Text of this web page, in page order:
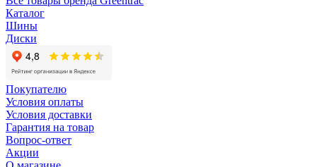
Каталог
Шины
Диски
Покупателю
Условия оплаты
Условия доставки
Гарантия на товар
Вопрос-ответ
Акции